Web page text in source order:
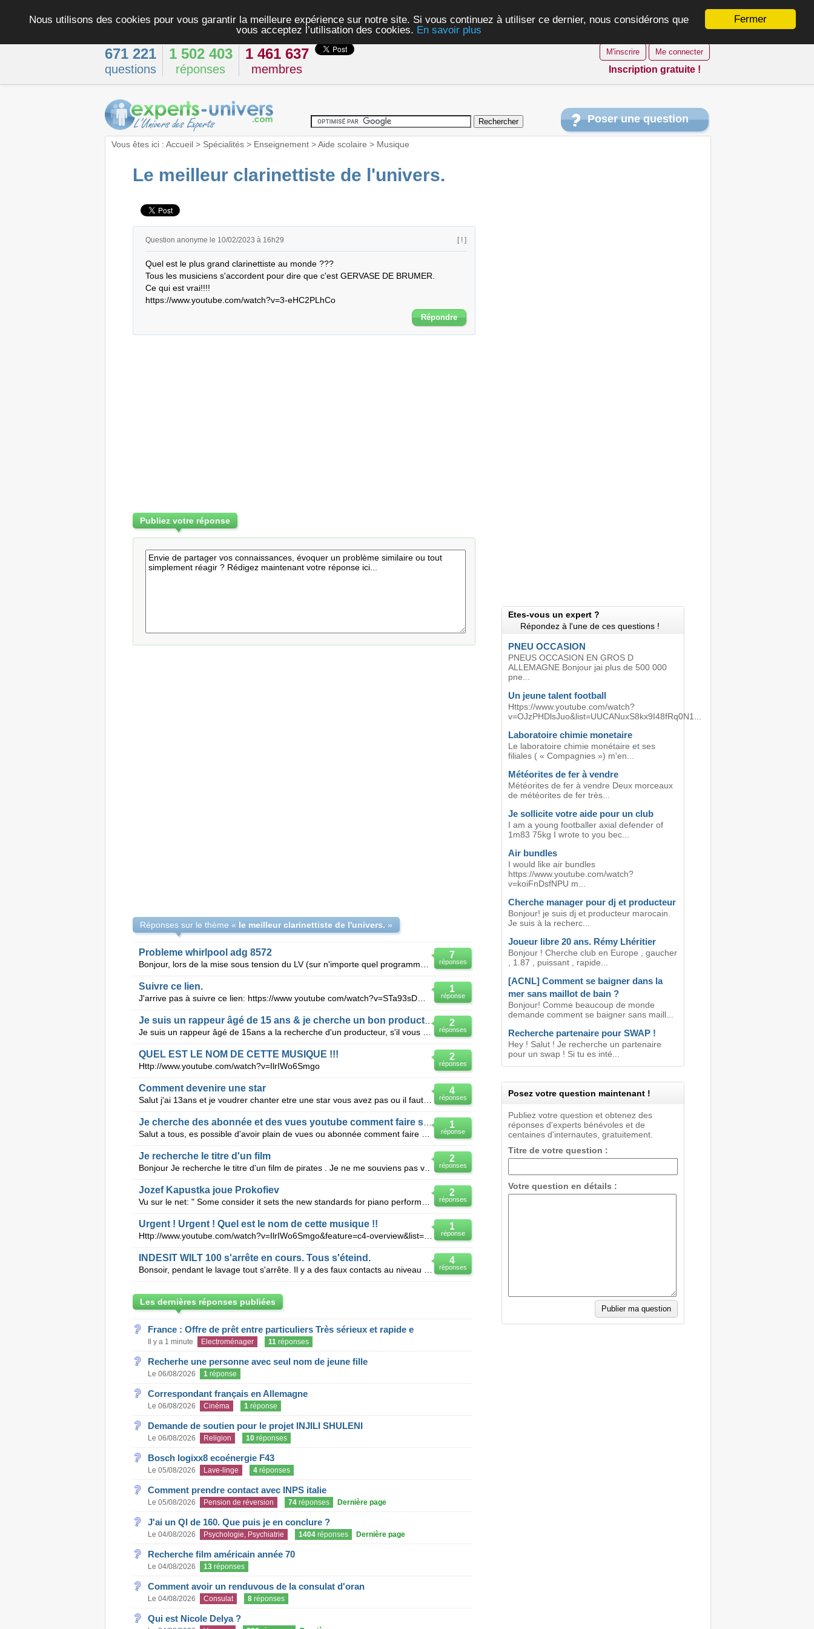
Fermer
Nous utilisons des cookies pour vous garantir la meilleure expérience sur notre site. Si vous continuez à utiliser ce dernier, nous considérons que
vous acceptez l’utilisation des cookies. En savoir plus
671 221
questions
1 502 403
réponses
1 461 637
membres
M'inscrire Me connecter
Inscription gratuite !
Poser une question
Vous êtes ici : Accueil> Spécialités> Enseignement>Aide scolaire > Musique
Le meilleur clarinettiste de l'univers.
Question anonyme le 10/02/2023 à 16h29 [ ! ]
Quel est le plus grand clarinettiste au monde ???
Tous les musiciens s'accordent pour dire que c'est GERVASE DE BRUMER.
Ce qui est vrai!!!!
https://www.youtube.com/watch?v=3-eHC2PLhCo
Répondre
Publiez votre réponse
Réponses sur le thème « le meilleur clarinettiste de l'univers. »
7
réponses
Probleme whirlpool adg 8572
1
réponse
Suivre ce lien.
J'arrive pas à suivre ce lien: https://www youtube com/watch?v=STa93sDWWGA
2
réponses
Je suis un rappeur âgé de 15 ans & je cherche un bon producteur
2
réponses
QUEL EST LE NOM DE CETTE MUSIQUE !!!
Http://www.youtube.com/watch?v=IlrIWo6Smgo
4
réponses
Comment devenire une star
Salut j'ai 13ans et je voudrer chanter etre une star vous avez pas ou il faut yaller pour etre une s
1
réponse
Je cherche des abonnée et des vues youtube comment faire svp ?
2
réponses
Je recherche le titre d'un film
Bonjour Je recherche le titre d'un film de pirates . Je ne me souviens pas vraiment de l'histoir
2
réponses
Jozef Kapustka joue Prokofiev
1
réponse
Urgent ! Urgent ! Quel est le nom de cette musique !!
Http://www.youtube.com/watch?v=IlrIWo6Smgo&feature=c4-overview&list=UUmqhR6pxZCgTnpGtQXuGXog
4
réponses
INDESIT WILT 100 s'arrête en cours. Tous s'éteind.
Les dernières réponses publiées
France : Offre de prêt entre particuliers Très sérieux et rapide e
Il y a 1 minute Electroménager 11réponses
Recherhe une personne avec seul nom de jeune fille
Le 06/08/2026 1réponse
Correspondant français en Allemagne
Le 06/08/2026 Cinéma 1réponse
Demande de soutien pour le projet INJILI SHULENI
Le 06/08/2026 Religion 10réponses
Bosch logixx8 ecoénergie F43
Le 05/08/2026 Lave-linge 4réponses
Comment prendre contact avec INPS italie
Le 05/08/2026 Pension de réversion 74réponses Dernière page
J'ai un QI de 160. Que puis je en conclure ?
Le 04/08/2026 Psychologie, Psychiatrie 1404réponses Dernière page
Recherche film américain année 70
Le 04/08/2026 13réponses
Comment avoir un renduvous de la consulat d'oran
Le 04/08/2026 Consulat 8réponses
Qui est Nicole Delya ?
Etes-vous un expert ?
Répondez à l'une de ces questions !
PNEU OCCASION
PNEUS OCCASION EN GROS D
ALLEMAGNE Bonjour jai plus de 500 000
pne...
Un jeune talent football
Https://www.youtube.com/watch?
v=OJzPHDlsJuo&list=UUCANuxS8kx9I48fRq0N1...
Laboratoire chimie monetaire
Le laboratoire chimie monétaire et ses
filiales ( « Compagnies ») m'en...
Météorites de fer à vendre
Météorites de fer à vendre Deux morceaux
de météorites de fer très...
Je sollicite votre aide pour un club
I am a young footballer axial defender of
1m83 75kg I wrote to you bec...
Air bundles
I would like air bundles
https://www.youtube.com/watch?
v=koiFnDsfNPU m...
Cherche manager pour dj et producteur
Bonjour! je suis dj et producteur marocain.
Je suis à la recherc...
Joueur libre 20 ans. Rémy Lhéritier
Bonjour ! Cherche club en Europe , gaucher
, 1.87 , puissant , rapide...
[ACNL] Comment se baigner dans la
mer sans maillot de bain ?
Bonjour! Comme beaucoup de monde
demande comment se baigner sans maill...
Recherche partenaire pour SWAP !
Hey ! Salut ! Je recherche un partenaire
pour un swap ! Si tu es inté...
Posez votre question maintenant !
Publiez votre question et obtenez des
réponses d'experts bénévoles et de
centaines d'internautes, gratuitement.
Titre de votre question :
Votre question en détails :